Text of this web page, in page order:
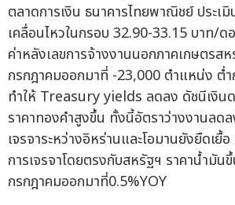
ตลาดการเงิน ธนาคารไทยพาณิชย์ ประเ
เคลื่อนไหวในกรอบ 32.90-33.15 บาท/ด
ค่าหลังเลขการจ้างงานนอกภาคเกษตรส
กรกฎาคมออกมาที่ -23,000 ตำแหน่ง ต่
ทำให้ Treasury yields ลดลง ดัชนีเงิน
ราคาทองคำสูงขึ้น ทั้งนี้อัตราว่างงานลด
เจรจาระหว่างอิหร่านและโอมานยังยืดเยื้
การเจรจาโดยตรงกับสหรัฐฯ ราคาน้ำมัน
กรกฎาคมออกมาที่0.5%YOY